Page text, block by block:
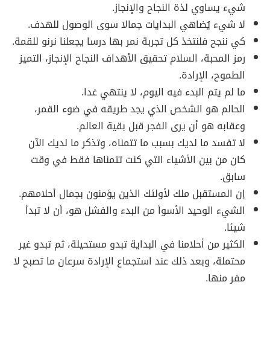
شيء يساوي لذة النجاح والإنجاز.
لا شيء يُضاهي البدايات جمالا سوى الوصول للهدف.
كي ننجح فلنتخذ كل تجربة نمر بها درسا يجعلنا نرنو للقمة.
رمز المحبة، السلام تحقيق الأهداف النجاح الإنجاز، التميز
الطموح، الإرادة.
ما لم يتم البدء فيه اليوم، لا ينتهي غدا.
الحالم هو الشخص الذي يجد طريقه في ضوء القمر،
وعقابه هو أن يرى الفجر قبل بقية العالم.
لا تفسد ما لديك بسبب ما تتمناه، وتذكر ما لديك الآن
كان من بين الأشياء التي كنت تتمناها فقط في وقت
سابق.
إن المستقبل ملك لأولئك الذين يؤمنون بجمال أحلامهم.
الشيء الوحيد الأسوأ من البدء والفشل هو، أن لا تبدأ
شيئا.
الكثير من أحلامنا في البداية تبدو مستحيلة، ثم تبدو غير
محتملة، وبعد ذلك عند استجماع الإرادة سرعان ما تصبح لا
مفر منها.